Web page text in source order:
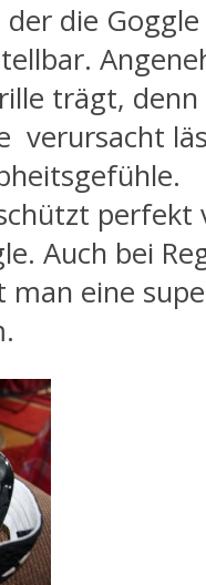
die
trägt, denn
verursacht
perfekt
Auch bei
man eine